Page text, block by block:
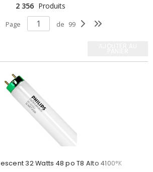
2 356 Produits
Page de 99
32 Watts 48 po T8 Alto 4100°K